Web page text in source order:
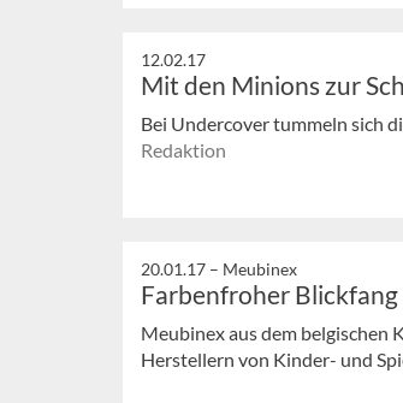
12.02.17
Mit den Minions zur
Bei Undercover tummeln sich
Redaktion
20.01.17 – Meubinex
Farbenfroher Blickfang
Meubinex aus dem belgischen
Herstellern von Kinder- und